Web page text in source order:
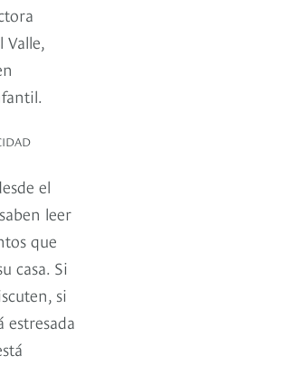
Valle,
el
leer
que
casa. Si
si
estresada